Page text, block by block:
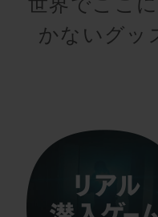
かないグッ